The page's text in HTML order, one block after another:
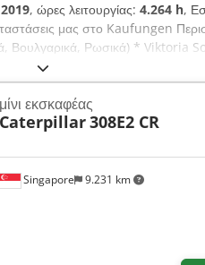
2019, ώρες λειτουργίας: 4.264 h,
μας στο Kaufungen
Βουλγαρικά, Ρωσικά) * Viktoria
* Εσωτερικός αριθμός:
10% * Διάρκεια: 60 μήνες *
ενδιαφέρει ή επιθυμείτε να
Ανυπομονούμε για την κλήση σας.
ως ανταλλαγή.
Γερμανικά, Αγγλικά,
Singapore 9.231 km
μίνι εκσκαφέας
Caterpillar308E2 CR